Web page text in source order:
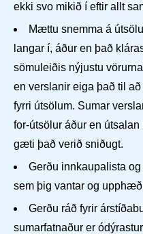
ekki svo mikið í eftir allt
Mættu snemma á
langar í, áður en það
sömuleiðis nýjustu
en verslanir eiga það til
fyrri útsölum. Sumar
for-útsölur áður en
gæti það verið sniðugt.
Gerðu innkaupalista
sem þig vantar og
Gerðu ráð fyrir
sumarfatnaður er